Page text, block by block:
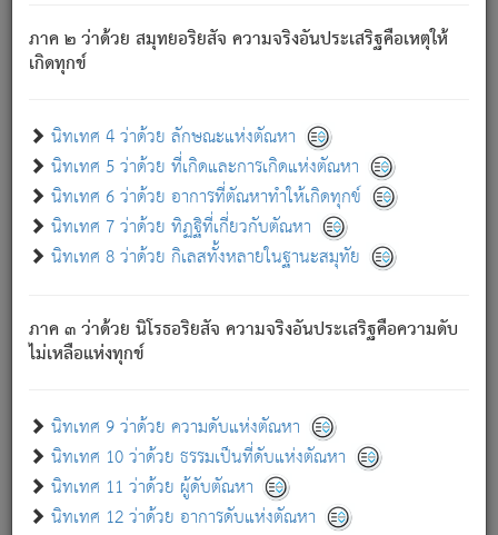
ภาค ๒ ว่าด้วย สมุทยอริยสัจ ความจริงอันประเสริฐคือเหตุให้
เกิดทุกข์
นิทเทศ 4 ว่าด้วย ลักษณะแห่งตัณหา
นิทเทศ 5 ว่าด้วย ที่เกิดและการเกิดแห่งตัณหา
นิทเทศ 6 ว่าด้วย อาการที่ตัณหาทำให้เกิดทุกข์
นิทเทศ 7 ว่าด้วย ทิฏฐิที่เกี่ยวกับตัณหา
นิทเทศ 8 ว่าด้วย กิเลสทั้งหลายในฐานะสมุทัย
ภาค ๓ ว่าด้วย นิโรธอริยสัจ ความจริงอันประเสริฐคือความดับ
ไม่เหลือแห่งทุกข์
นิทเทศ 9 ว่าด้วย ความดับแห่งตัณหา
นิทเทศ 10 ว่าด้วย ธรรมเป็นที่ดับแห่งตัณหา
นิทเทศ 11 ว่าด้วย ผู้ดับตัณหา
นิทเทศ 12 ว่าด้วย อาการดับแห่งตัณหา
อันเป็นไปในที่หรือเวลาทั้งปวง[3]เพื่อความมีแห่งประโยชน์โดย
ประการทั้งปวง; ภพทั้งหลายทั้งหมดนั้น ไม่เที่ยง เป็นทุกข์ มี
ความแปรปรวนเป็นธรรมดา.
อย่างนี้อยู่; เขาย่อมละภวตัณหาได้ และไม่เพลิดเพลินวิภวตัณหา
ด้วย.
ความดับเพราะความสำรอกไม่เหลือ (แห่งภพทั้งหลาย)
เพราะความสิ้นไปแห่งตัณหาโดยประการทั้งปวง นั้นคือ
นิพพาน.
ภพใหม่ย่อมไม่มีแก่ภิกษุนั้น ผู้ดับเย็นสนิทแล้ว เพราะไม่มี
ภิกษุนั้น เป็นผู้ครอบงำมารได้แล้ว ชนะสงครามแล้ว ก้าวล่วง
ภพทั้งหลายทั้งปวงได้แล้ว เป็นผู้คงที่ (คือไม่เปลี่ยนแปลงอีกต่อ
- อุ.ขุ. ๒๕/๑๒๑/๘๔.
(ข้อความนี้ เป็นพระพุทธอุทานที่ทรงเปล่งออก ที่โคนต้นโพธิ์
เป็นที่ตรัสรู้ เมื่อตรัสรู้แล้วได้ 7 วัน)